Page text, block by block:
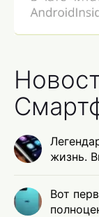
жизнь.
Вот